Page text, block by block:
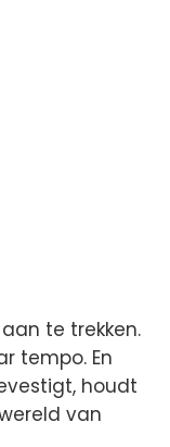
te trekken.
tempo. En
houdt
van